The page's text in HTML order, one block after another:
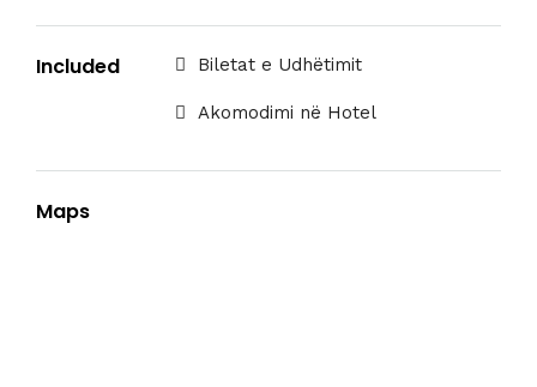
Included Biletat e Udhëtimit
Akomodimi në Hotel
Maps